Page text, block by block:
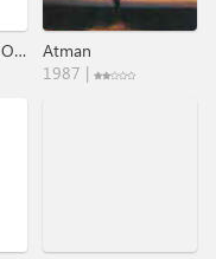
At The Threshold Of Calm
Atman
1987 |